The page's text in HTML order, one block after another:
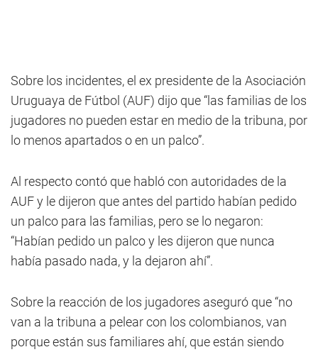
Sobre los incidentes, el ex presidente de la Asociación
Uruguaya de Fútbol (AUF) dijo que “las familias de los
jugadores no pueden estar en medio de la tribuna, por
lo menos apartados o en un palco”.
Al respecto contó que habló con autoridades de la
AUF y le dijeron que antes del partido habían pedido
un palco para las familias, pero se lo negaron:
“Habían pedido un palco y les dijeron que nunca
había pasado nada, y la dejaron ahí”.
Sobre la reacción de los jugadores aseguró que “no
van a la tribuna a pelear con los colombianos, van
porque están sus familiares ahí, que están siendo